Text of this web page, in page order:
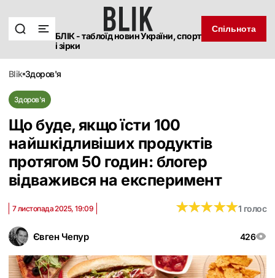
БЛІК - таблоїд новин України, спорт
і зірки
Спільнота
blik здоров'я
Здоров'я
Що буде, якщо їсти 100
найшкідливіших продуктів
протягом 50 годин: блогер
відважився на експеримент
Євген Чепур 426
7 листопада 2025, 19:09 ★★★★★
★★★★★1 голос